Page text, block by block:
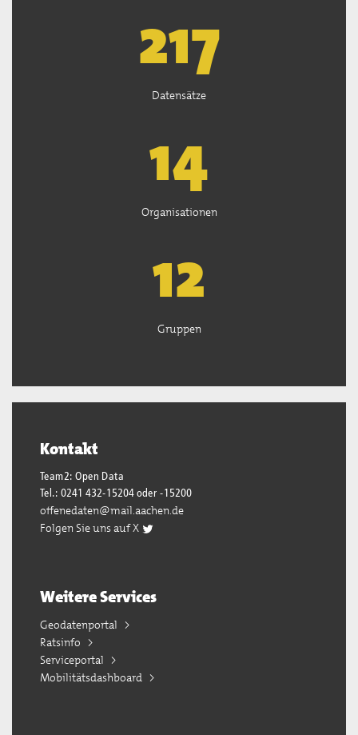
219
Datensätze
14
Organisationen
13
Gruppen
Kontakt
Team2: Open Data
Tel.: 0241 432-15204 oder -15200
offenedaten@mail.aachen.de
Folgen Sie uns auf X
Weitere Services
Geodatenportal
Ratsinfo
Serviceportal
Mobilitätsdashboard